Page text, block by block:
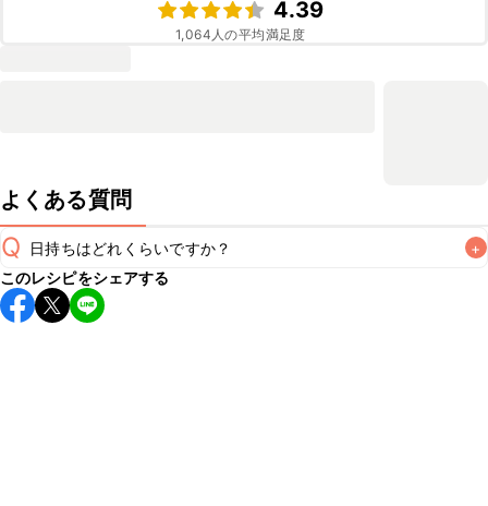
4.39
1,064 人の平均満足度
よくある質問
Q 日持ちはどれくらいですか？ +
保存期間は冷蔵で当日中が目安です。なるべくお早めにお召
し上がりください。
このレシピをシェアする